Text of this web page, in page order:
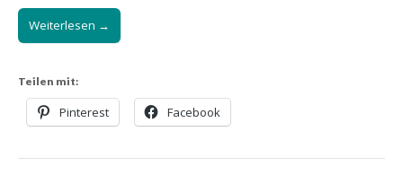
Weiterlesen →
Teilen mit:
Pinterest Facebook